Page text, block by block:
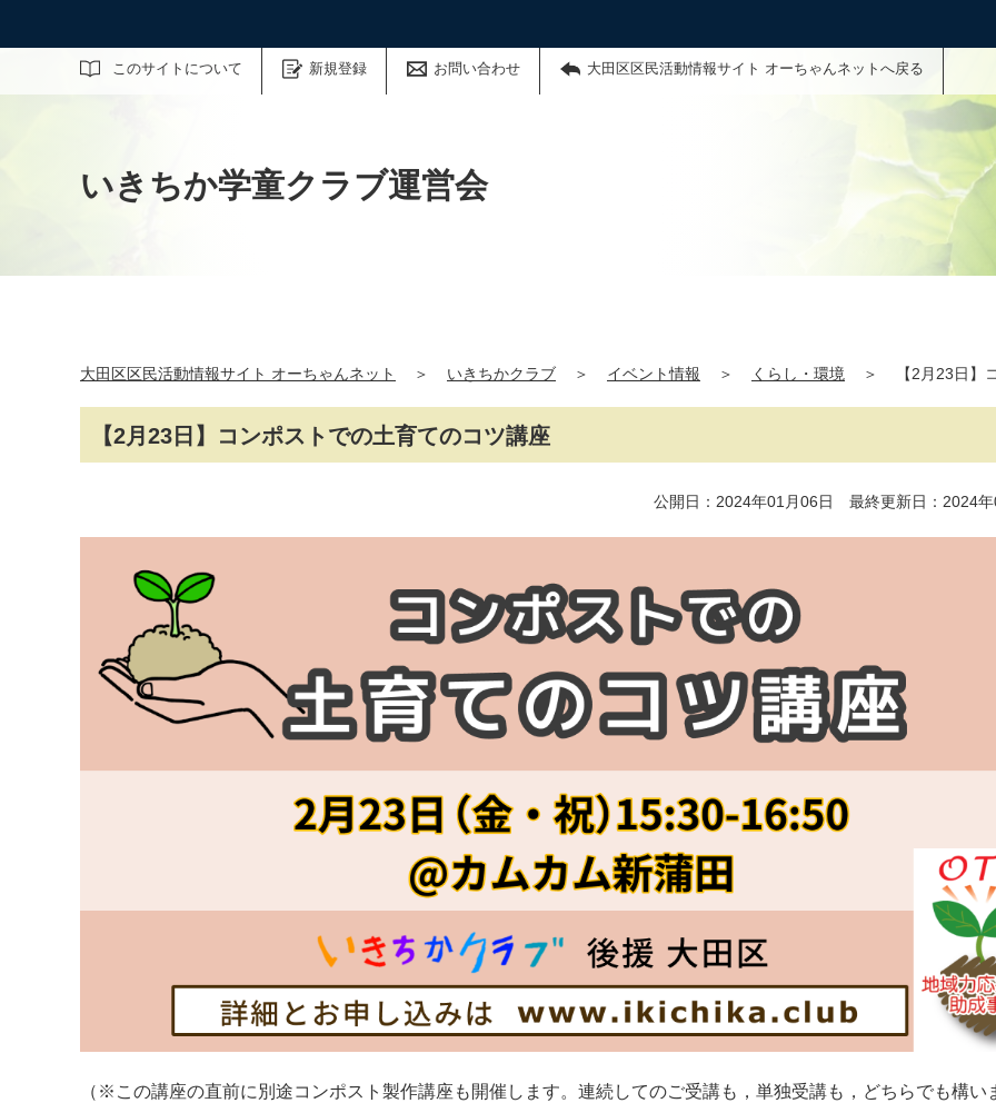
このサイトについて 新規登録 お問い合わせ 大田区区民活動情報サイト オーちゃんネットへ戻る
サイト内検索
いきちか学童クラブ運営会
大田区区民活動情報サイト オーちゃんネット ＞ いきちかクラブ ＞ イベント情報 ＞ くらし・環境 ＞ 【2月23日】
【2月23日】コンポストでの土育てのコツ講座
公開日：2024年01月06日 最終更新日：2024年
（※この講座の直前に別途コンポスト製作講座も開催します。連続してのご受講も，単独受講も，どちらでも構い